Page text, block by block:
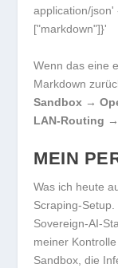
application/
["markdown"]}'
Wenn das eine
Markdown
Sandbox →
LAN-Routing
MEIN
Was ich heute
Scraping-
Sovereign-AI-
meiner
Sandbox, die